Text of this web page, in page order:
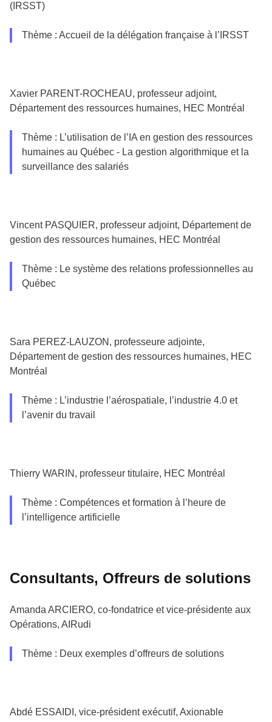
(IRSST)
Thème : Accueil de la délégation française à l’IRSST
Xavier PARENT-ROCHEAU, professeur adjoint,
Département des ressources humaines, HEC Montréal
Thème : L’utilisation de l’IA en gestion des ressources
humaines au Québec - La gestion algorithmique et la
surveillance des salariés
Vincent PASQUIER, professeur adjoint, Département de
gestion des ressources humaines, HEC Montréal
Thème : Le système des relations professionnelles au
Québec
Sara PEREZ-LAUZON, professeure adjointe,
Département de gestion des ressources humaines, HEC
Montréal
Thème : L’industrie l’aérospatiale, l’industrie 4.0 et
l’avenir du travail
Thierry WARIN, professeur titulaire, HEC Montréal
Thème : Compétences et formation à l’heure de
l’intelligence artificielle
Consultants, Offreurs de solutions
Amanda ARCIERO, co-fondatrice et vice-présidente aux
Opérations, AIRudi
Thème : Deux exemples d’offreurs de solutions
Abdé ESSAIDI, vice-président exécutif, Axionable